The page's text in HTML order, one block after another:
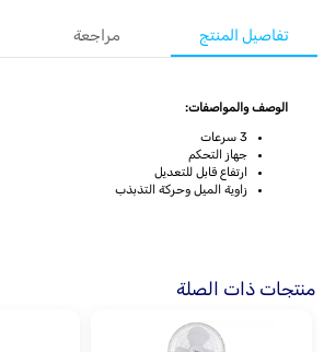
تفاصيل المنتج مراجعة
الوصف والمواصفات:
3 سرعات
جهاز التحكم
ارتفاع قابل للتعديل
زاوية الميل وحركة التذبذب
منتجات ذات الصلة